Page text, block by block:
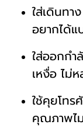
ใส่เดินทา
อยากได้แ
ใส่ออกกำ
เหงื่อ ไม่
ใช้คุยโท
คุณภาพไ